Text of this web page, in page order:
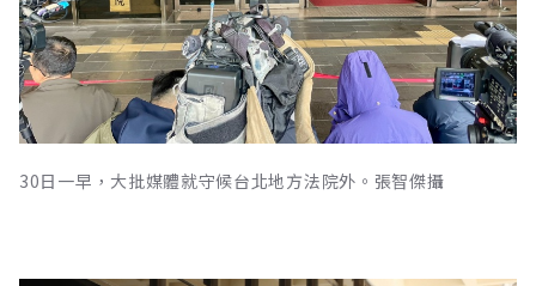
30日一早，大批媒體就守候台北地方法院外。張智傑攝